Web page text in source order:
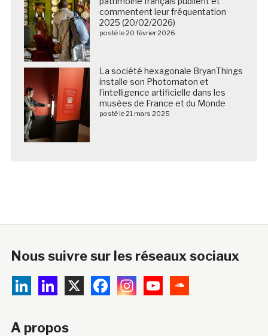
commentent leur fréquentation
2025 (20/02/2026)
posté le 20 février 2026
La société hexagonale BryanThings
installe son Photomaton et
l’intelligence artificielle dans les
musées de France et du Monde
posté le 21 mars 2025
Nous suivre sur les réseaux sociaux
A propos